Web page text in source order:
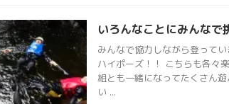
いろんなことにみんなで
みんなで協力しながら登って
ハイポーズ！！ こちらも各々
組とも一緒になってたくさん
い ...